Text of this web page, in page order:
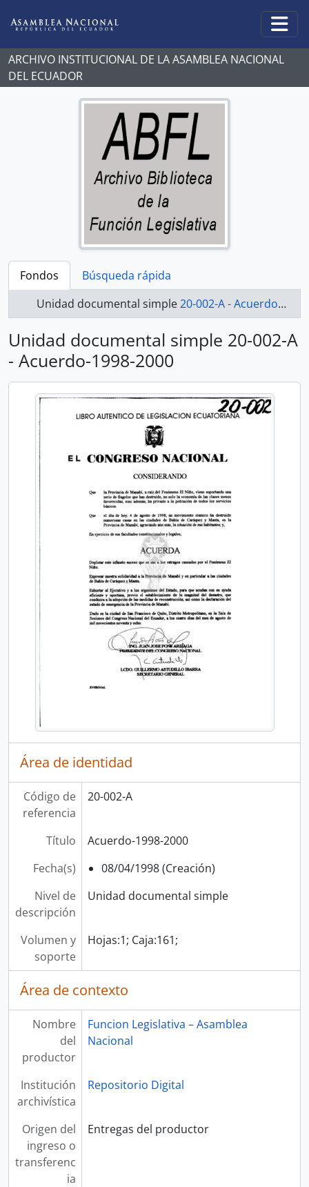
ARCHIVO INSTITUCIONAL DE LA ASAMBLEA NACIONAL
DEL ECUADOR
Fondos
Búsqueda rápida
Unidad documental simple20-002-A - Acuerdo-1998-2000
Unidad documental simple 20-002-A
- Acuerdo-1998-2000
Área de identidad
Código de
referencia
20-002-A
Título
Acuerdo-1998-2000
Fecha(s)
08/04/1998 (Creación)
Nivel de
descripción
Unidad documental simple
Volumen y
soporte
Hojas:1; Caja:161;
Área de contexto
Nombre
del
productor
Funcion Legislativa – Asamblea
Nacional
Institución
archivística
Repositorio Digital
Origen del
ingreso o
transferenc
ia
Entregas del productor